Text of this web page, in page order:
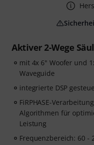
Aktiver 2-Wege
mit 4x 6" Woofer und
Waveguide
integrierte DSP
FiRPHASE-
Algorithmen für
Leistung
Frequenzbereich: 60 -